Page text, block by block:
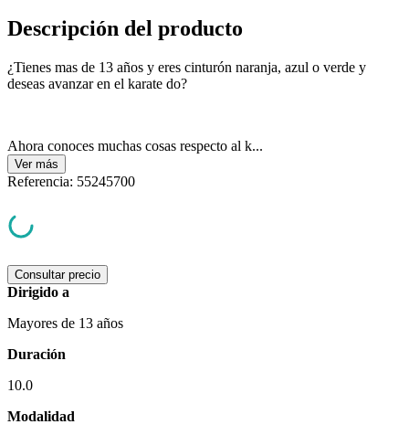
Descripción del producto
¿Tienes mas de 13 años y eres cinturón naranja, azul o verde y
deseas avanzar en el karate do?
Ahora conoces muchas cosas respecto al k...
Ver más
Referencia: 55245700
Consultar precio
Dirigido a
Mayores de 13 años
Duración
10.0
Modalidad